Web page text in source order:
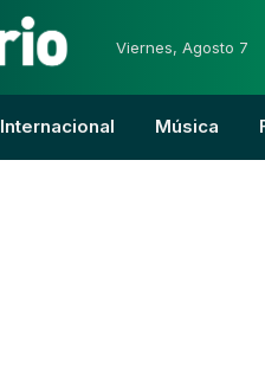
Viernes, Agosto 7
Internacional Música